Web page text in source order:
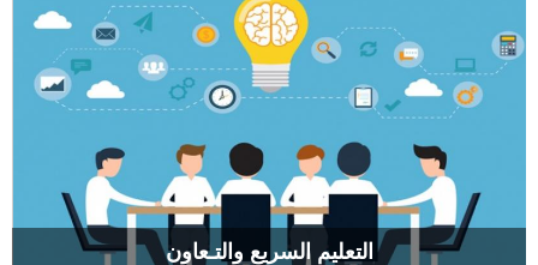
التعليم السريع والتـعاون